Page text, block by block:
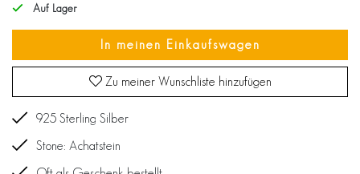
Auf Lager
In meinen Einkaufswagen
Zu meiner Wunschliste hinzufügen
925 Sterling Silber
Stone: Achatstein